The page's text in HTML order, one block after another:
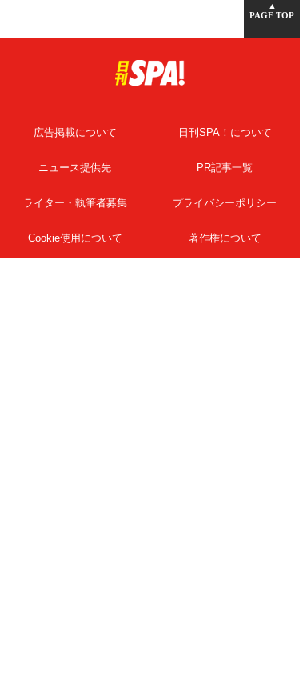
▲
PAGE TOP
広告掲載について 日刊SPA！について
ニュース提供先 PR記事一覧
ライター・執筆者募集 プライバシーポリシー
Cookie使用について 著作権について